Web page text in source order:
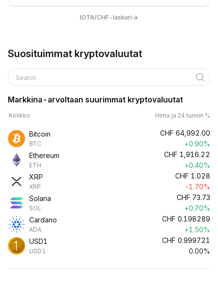
IOTA/CHF-laskuri→
Suosituimmat kryptovaluutat
Search
Markkina-arvoltaan suurimmat kryptovaluutat
Kolikko Hinta ja 24 tunnin %
Bitcoin
BTC
CHF 64,992.00
+0.90%
Ethereum
ETH
CHF 1,916.22
+0.40%
XRP
XRP
CHF 1.028
-1.70%
Solana
SOL
CHF 73.73
+0.70%
Cardano
ADA
CHF 0.198289
+1.50%
USD1
USD1
CHF 0.999721
0.00%